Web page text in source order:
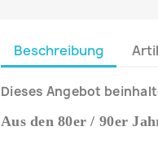
Beschreibung
Dieses Angebot
Aus den 80er / 90er